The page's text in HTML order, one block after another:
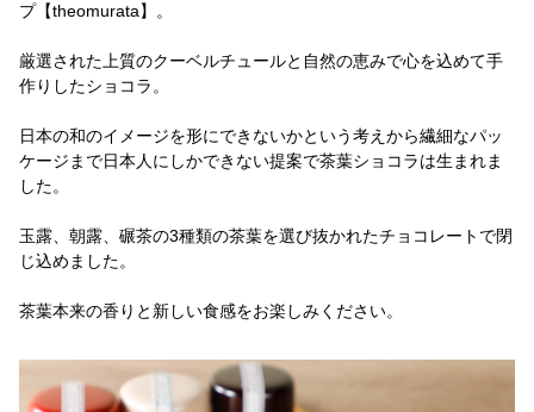
プ【theomurata】。
厳選された上質のクーベルチュールと自然の恵みで心を込めて手
作りしたショコラ。
日本の和のイメージを形にできないかという考えから繊細なパッ
ケージまで日本人にしかできない提案で茶葉ショコラは生まれま
した。
玉露、朝露、碾茶の3種類の茶葉を選び抜かれたチョコレートで閉
じ込めました。
茶葉本来の香りと新しい食感をお楽しみください。